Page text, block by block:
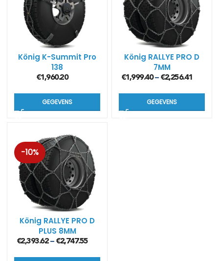
König K-Summit Pro
138
€1,960.20
GEGEVENS
König RALLYE PRO D
7MM
€1,999.40– €2,256.41
GEGEVENS
-10%
König RALLYE PRO D
PLUS 8MM
€2,393.62– €2,747.55